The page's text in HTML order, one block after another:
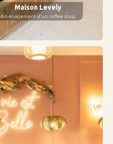
Maison Levely
Aménagement d'un coffee shop